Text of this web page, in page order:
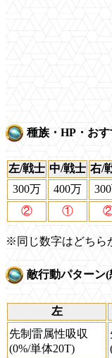
種族・HP・お
左/戦士 中/戦士 右/
300万
400万
②
①
※同じ数字はどちら
敵行動パターン(
左
先制雷属性吸収
(0%/単体20T)